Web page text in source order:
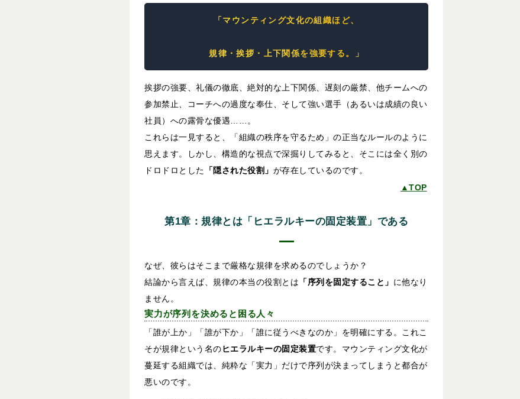
「マウンティング文化の組織ほど、
規律・挨拶・上下関係を強要する。」
挨拶の強要、礼儀の徹底、絶対的な上下関係、遅刻の厳禁、他チームへの
参加禁止、コーチへの過度な奉仕、そして強い選手（あるいは成績の良い
社員）への露骨な優遇……。
これらは一見すると、「組織の秩序を守るため」の正当なルールのように
思えます。しかし、構造的な視点で深掘りしてみると、そこには全く別の
ドロドロとした
「隠された役割」 が存在しているのです。
▲TOP
第1章：規律とは「ヒエラルキーの固定装置」である
なぜ、彼らはそこまで厳格な規律を求めるのでしょうか？
結論から言えば、規律の本当の役割とは 「序列を固定すること」 に他なり
ません。
実力が序列を決めると困る人々
「誰が上か」「誰が下か」「誰に従うべきなのか」を明確にする。これこ
そが規律という名のヒエラルキーの固定装置です。マウンティング文化が
蔓延する組織では、純粋な「実力」だけで序列が決まってしまうと都合が
悪いのです。